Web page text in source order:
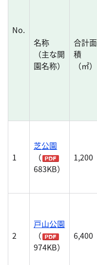
No.
名称
（主な開
園名称）
合計面
積
（㎡）
1
芝公園
（
683KB）
1,200
2
戸山公園
（
974KB）
6,400